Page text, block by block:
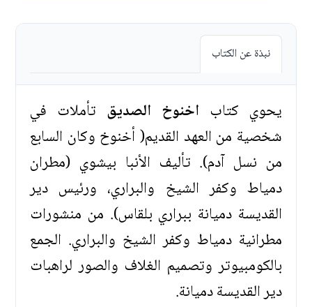
نبذة عن الكتاب
يحوي كتاب اخنوخ الصديق تأملات في
شخصية من العهد القديم( أخنوخ وكان السابع
من نسل آدم). تأليف الأنبا بيشوي (مطران
دمياط وكفر الشيخ والبراري، ورئيس دير
القديسة دميانة ببراري بلقاس). من منشورات
مطرانية دمياط وكفر الشيخ والبراري. الجمع
بالكومبيوتر وتصميم الغلاف والصور لراهبات
دير القديسة دميانة.